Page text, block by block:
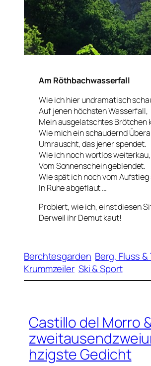
Am Röthbachwasserfall
Wie ich hier undramatisch
Auf jenen höchsten Wasserfall,
Mein ausgelatschtes Brötchen
Wie mich ein schaudernd
Umrauscht, das jener spendet.
Wie ich noch wortlos weiterkau,
Vom Sonnenschein geblendet.
Wie spät ich noch vom
In Ruhe abgeflaut …
Probiert, wie ich, einst diesen
Derweil ihr Demut kaut!
Berchtesgarden Berg, Fluss &
Krummzeiler Ski & Sport
Castillo del Morro
hzigste Gedicht